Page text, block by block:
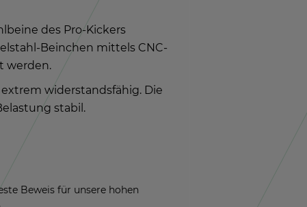
des Pro-Ki­ckers
Bein­chen mit­tels CNC-
wer­den.
wi­der­stands­fä­hig. Die
sta­bil.
Be­weis für un­se­re hohen